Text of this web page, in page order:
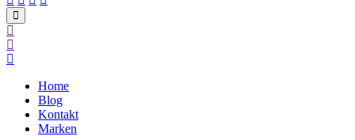
Home
Blog
Kontakt
Marken